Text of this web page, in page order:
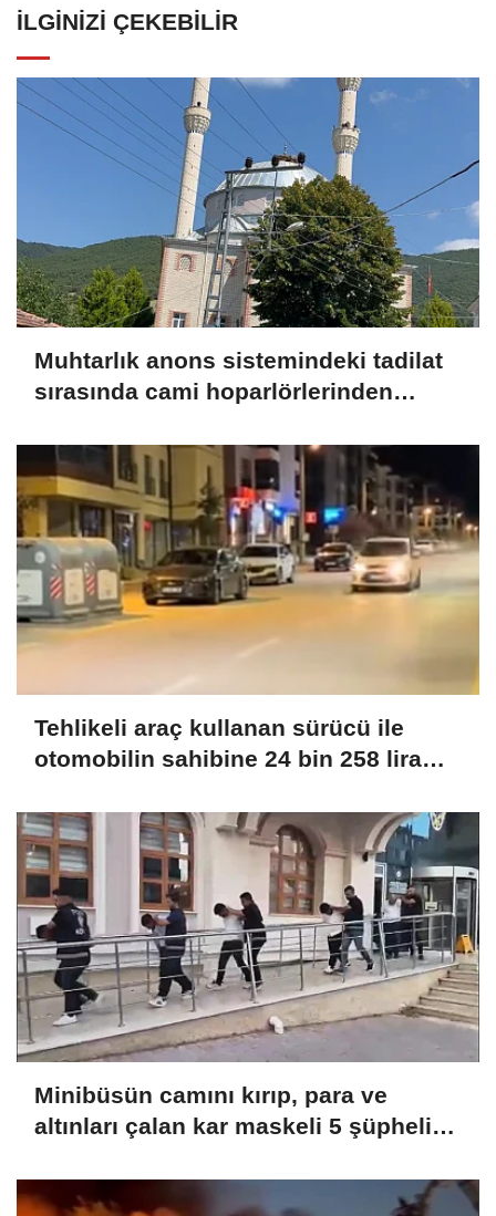
İLGINIZI ÇEKEBILIR
Muhtarlık anons sistemindeki tadilat
sırasında cami hoparlörlerinden
Tehlikeli araç kullanan sürücü ile
otomobilin sahibine 24 bin 258 lira
Minibüsün camını kırıp, para ve
altınları çalan kar maskeli 5 şüpheli